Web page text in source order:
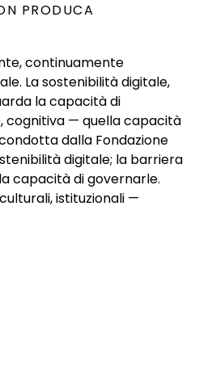
PRODUCA
continuamente
La sostenibilità digitale,
la capacità di
cognitiva — quella capacità
dalla Fondazione
digitale; la barriera
capacità di governarle.
istituzionali —